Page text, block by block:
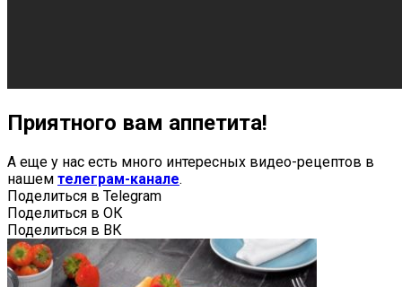
Приятного вам аппетита!
А еще у нас есть много интересных видео-рецептов в
нашем телеграм-канале.
Поделиться в Telegram
Поделиться в ОК
Поделиться в ВК